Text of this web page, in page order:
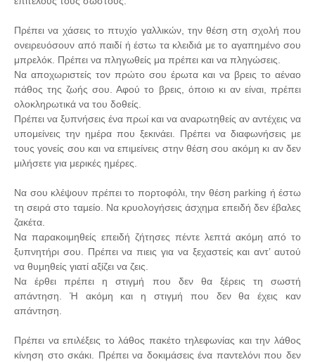
Πρέπει να χάσεις το πτυχίο γαλλικών, την θέση στη σχολή που
ονειρευόσουν από παιδί ή έστω τα κλειδιά με το αγαπημένο σου
μπρελόκ. Πρέπει να πληγωθείς μα πρέπει και να πληγώσεις.
Να αποχωριστείς τον πρώτο σου έρωτα και να βρεις το αέναο
πάθος της ζωής σου. Αφού το βρεις, όποιο κι αν είναι, πρέπει
ολοκληρωτικά να του δοθείς.
Πρέπει να ξυπνήσεις ένα πρωί και να αναρωτηθείς αν αντέχεις να
υπομείνεις την ημέρα που ξεκινάει. Πρέπει να διαφωνήσεις με
τους γονείς σου και να επιμείνεις στην θέση σου ακόμη κι αν δεν
μιλήσετε για μερικές ημέρες.
Να σου κλέψουν πρέπει το πορτοφόλι, την θέση parking ή έστω
τη σειρά στο ταμείο. Να κρυολογήσεις άσχημα επειδή δεν έβαλες
ζακέτα.
Να παρακοιμηθείς επειδή ζήτησες πέντε λεπτά ακόμη από το
ξυπνητήρι σου. Πρέπει να πιεις για να ξεχαστείς και αντ’ αυτού
να θυμηθείς γιατί αξίζει να ζεις.
Να έρθει πρέπει η στιγμή που δεν θα ξέρεις τη σωστή
απάντηση. Ή ακόμη και η στιγμή που δεν θα έχεις καν
απάντηση.
Πρέπει να επιλέξεις το λάθος πακέτο τηλεφωνίας και την λάθος
κίνηση στο σκάκι. Πρέπει να δοκιμάσεις ένα παντελόνι που δεν